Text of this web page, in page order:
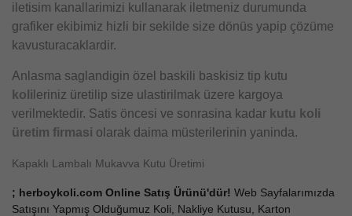
iletisim kanallarimizi kullanarak iletmeniz durumunda
grafiker ekibimiz hizli bir sekilde size dönüs yapip çözüme
kavusturacaklardir.
Anlasma saglandigin özel baskili baskisiz tip kutu
koli leriniz üretilip size ulastirilmak üzere kargoya
verilmektedir. Satis öncesi ve sonrasina kadar kutu koli
üretim firmasi olarak daima müsterilerinin yaninda.
Kapaklı Lambalı Mukavva Kutu Üretimi
; herboykoli.com Online Satış Ürünü'dür! Web Sayfalarımızda
Satışını Yapmış Olduğumuz Koli, Nakliye Kutusu, Karton